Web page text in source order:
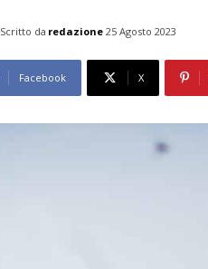
Scritto da redazione 25 Agosto 2023
Facebook X